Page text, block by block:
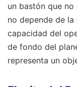
un bastón que
no depende de
capacidad del
de fondo del
representa un